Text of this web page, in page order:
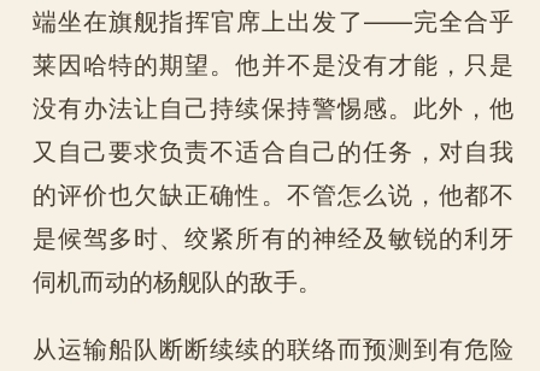
端坐在旗舰指挥官席上出发了——完全合乎
莱因哈特的期望。他并不是没有才能，只是
没有办法让自己持续保持警惕感。此外，他
又自己要求负责不适合自己的任务，对自我
的评价也欠缺正确性。不管怎么说，他都不
是候驾多时、绞紧所有的神经及敏锐的利牙
伺机而动的杨舰队的敌手。
从运输船队断断续续的联络而预测到有危险